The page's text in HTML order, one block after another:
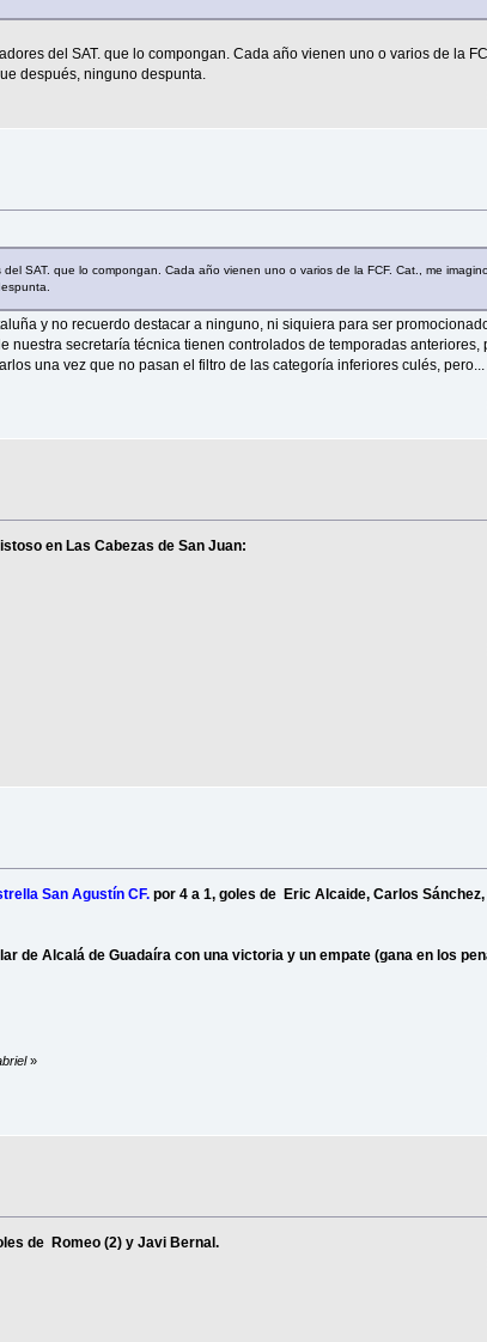
del SAT. que lo compongan. Cada año vienen uno o varios de la
después, ninguno despunta.
SAT. que lo compongan. Cada año vienen uno o varios de la FCF. Cat., me
y no recuerdo destacar a ninguno, ni siquiera para ser
nuestra secretaría técnica tienen controlados de temporadas anteriores,
una vez que no pasan el filtro de las categoría inferiores culés,
en Las Cabezas de San Juan:
San Agustín CF.por 4 a 1, goles de Eric Alcaide, Carlos
de Alcalá de Guadaíra con una victoria y un empate (gana en los
»
de Romeo (2) y Javi Bernal.